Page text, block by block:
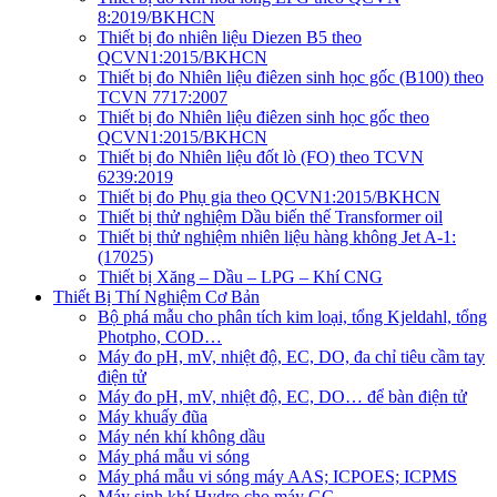
8:2019/BKHCN
Thiết bị đo nhiên liệu Diezen B5 theo
QCVN1:2015/BKHCN
Thiết bị đo Nhiên liệu điêzen sinh học gốc (B100) theo
TCVN 7717:2007
Thiết bị đo Nhiên liệu điêzen sinh học gốc theo
QCVN1:2015/BKHCN
Thiết bị đo Nhiên liệu đốt lò (FO) theo TCVN
6239:2019
Thiết bị đo Phụ gia theo QCVN1:2015/BKHCN
Thiết bị thử nghiệm Dầu biến thế Transformer oil
Thiết bị thử nghiệm nhiên liệu hàng không Jet A-1:
(17025)
Thiết bị Xăng – Dầu – LPG – Khí CNG
Thiết Bị Thí Nghiệm Cơ Bản
Bộ phá mẫu cho phân tích kim loại, tổng Kjeldahl, tổng
Photpho, COD…
Máy đo pH, mV, nhiệt độ, EC, DO, đa chỉ tiêu cầm tay
điện tử
Máy đo pH, mV, nhiệt độ, EC, DO… để bàn điện tử
Máy khuấy đũa
Máy nén khí không dầu
Máy phá mẫu vi sóng
Máy phá mẫu vi sóng máy AAS; ICPOES; ICPMS